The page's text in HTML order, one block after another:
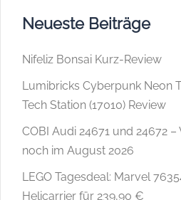
Neueste Beiträge
Nifeliz Bonsai Kurz-Review
Lumibricks Cyberpunk Neon
Tech Station (17010) Review
COBI Audi 24671 und 24672
noch im August 2026
LEGO Tagesdeal: Marvel
Helicarrier für 239,90 €